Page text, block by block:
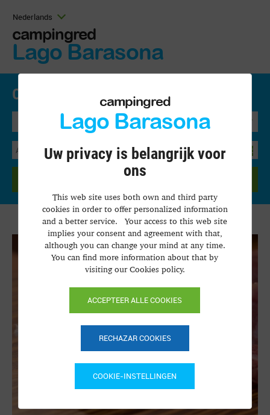
Nederlands
campingred
Lago Barasona
Online reserveren . Prijzen en beschikbaarheid
ZOEKEN
campingred
Lago Barasona
Uw privacy is belangrijk voor
ons
This web site uses both own and third party
cookies in order to offer personalized information
and a better service. Your access to this web site
implies your consent and agreement with that,
although you can change your mind at any time.
You can find more information about that by
visiting our Cookies policy.
ACCEPTEER ALLE COOKIES
RECHAZAR COOKIES
COOKIE-INSTELLINGEN